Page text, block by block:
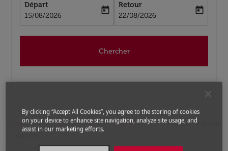
Départ
fc-booking-departure-date-aria-label
15/08/2026
today
Retour
fc-booking-return-date-aria-label
22/08/2026
today
Chercher
Accueil Vols Vols pour Espagne
Vols de Toulouse
By clicking “Accept All Cookies”, you agree to the storing of cookies
on your device to enhance site navigation, analyze site usage, and
assist in our marketing efforts.